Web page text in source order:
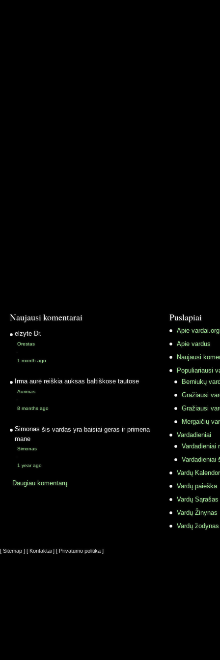
Naujausi komentarai
elzyte Dr.
Orestas
·
1 month ago
Irma aurė reiškia auksas baltiškose tautose
Aurimas
·
8 months ago
Simonas šis vardas yra baisiai geras ir primena
mane
Simonas
·
1 year ago
Daugiau komentarų
Puslapiai
Apie vardai.org
Apie vardus
Naujausi
Populiariausi
Berniukų
Gražiausi
Gražiausi
Mergaičių
Vardadieniai
Vardadieniai
Vardadieniai
Vardų
Vardų paieška
Vardų Sąrašas
Vardų Žinynas
Vardų
[ Sitemap ] [ Kontaktai ] [ Privatumo politika ]